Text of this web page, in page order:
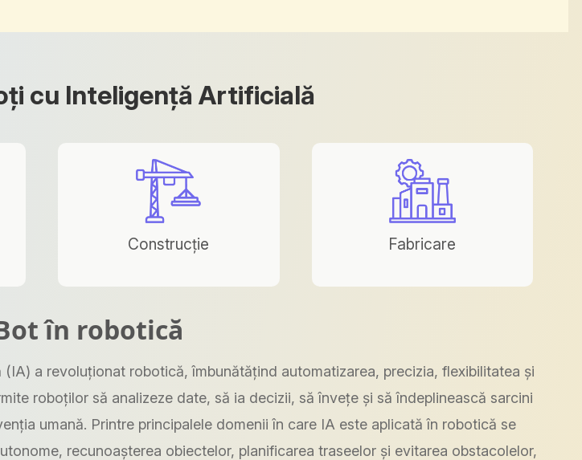
cu Inteligență Artificială
Construcție Fabricare
în robotică
(IA) a revoluționat robotică, îmbunătățind automatizarea, precizia, flexibilitatea și
roboților să analizeze date, să ia decizii, să învețe și să îndeplinească sarcini
umană. Printre principalele domenii în care IA este aplicată în robotică se
recunoașterea obiectelor, planificarea traseelor și evitarea obstacolelor,